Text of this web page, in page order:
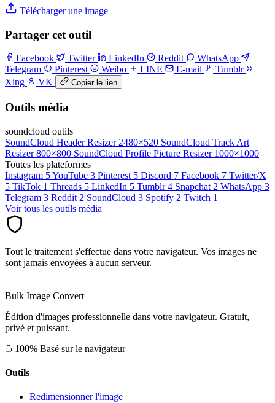
Télécharger une image
Partager cet outil
Facebook Twitter LinkedIn Reddit
WhatsApp
Telegram
Pinterest Weibo LINE E-mail
Tumblr
Xing
VK Copier le lien
Outils média
soundcloud outils
SoundCloud Header Resizer 2480×520 SoundCloud Track Art
Resizer 800×800 SoundCloud Profile Picture Resizer 1000×1000
Toutes les plateformes
Instagram 5YouTube 3 Pinterest 5 Discord 7 Facebook 7 Twitter/X
5 TikTok 1 Threads 5 LinkedIn 5 Tumblr 4 Snapchat 2 WhatsApp 3
Telegram 3 Reddit 2 SoundCloud 3 Spotify 2 Twitch 1
Voir tous les outils média
Tout le traitement s'effectue dans votre navigateur. Vos images ne
sont jamais envoyées à aucun serveur.
Bulk Image Convert
Édition d'images professionnelle dans votre navigateur. Gratuit,
privé et puissant.
100% Basé sur le navigateur
Outils
Redimensionner l'image